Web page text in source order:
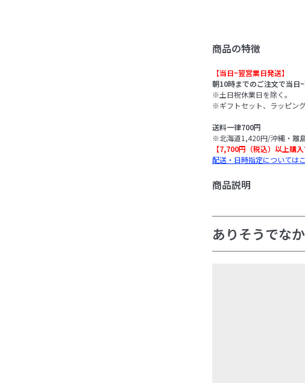
商品の特徴
【当日~翌営業日発送】
朝10時までのご注文で当日
※土日祝休業日を除く。
※ギフトセット、ラッピン
送料一律700円
※北海道1,420円/沖縄・離
【7,700円（税込）以上購入
配送・日時指定については
商品説明
ありそうでな